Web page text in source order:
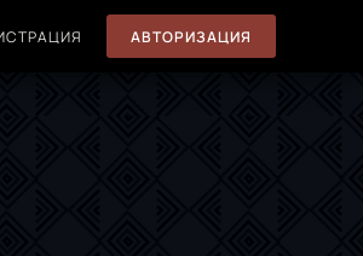
АВТОРИЗАЦИЯ